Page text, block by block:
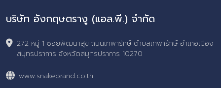
บริษัท อังกฤษตรางู (แอล.พี.) จำกัด
272 หมู่ 1 ซอยพัฒนาสุข ถนนเทพารักษ์ ตำบลเทพารักษ์ อำเภอเมือง
สมุทรปราการ จังหวัดสมุทรปราการ 10270
www.snakebrand.co.th